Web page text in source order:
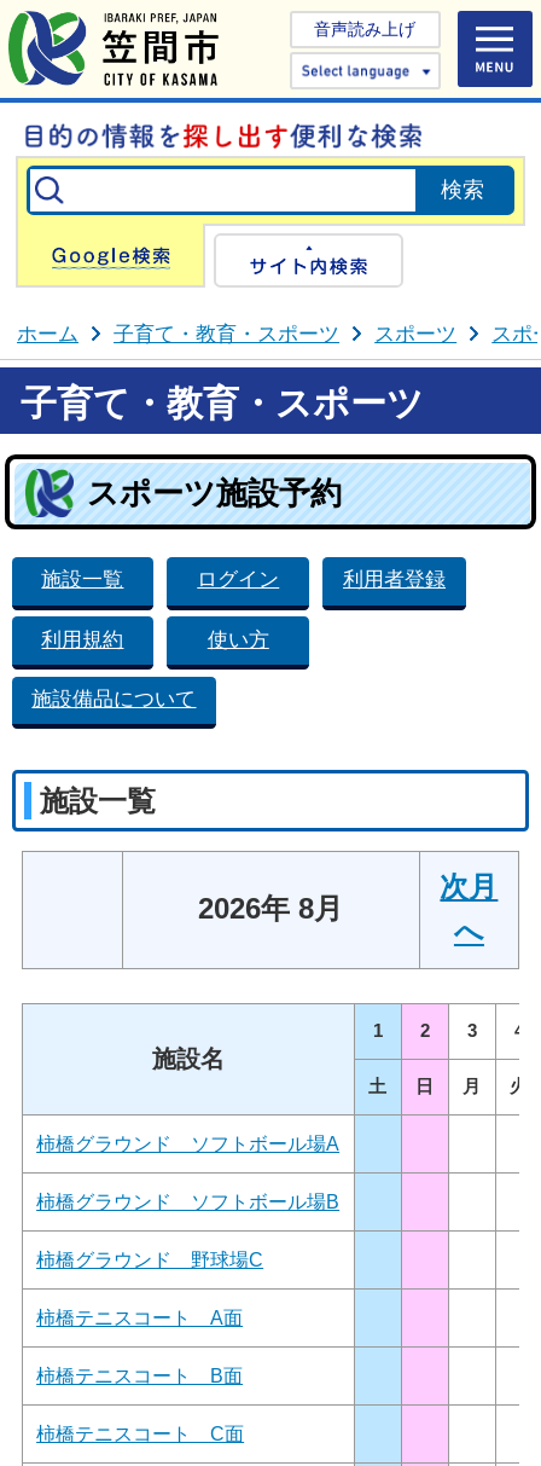
音声読み上げ
Select
Google検索
ホーム 子育て・教育・スポーツ スポーツ スポ
子育て・教育・スポーツ
スポーツ施設予約
施設一覧 ログイン 利用者登録
利用規約 使い方
施設備品について
施設一覧
2026年 8月
次月
へ
施設名
1 2 3 4
土 日 月 火
柿橋グラウンド ソフトボール場A
柿橋グラウンド ソフトボール場B
柿橋グラウンド 野球場C
柿橋テニスコート A面
柿橋テニスコート B面
柿橋テニスコート C面